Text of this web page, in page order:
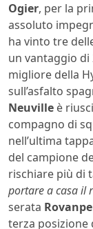
Ogier, per la
assoluto
ha vinto tre
un vantaggio di
migliore della
sull’asfalto
Neuville è
compagno di
nell’ultima
del campione
rischiare più di
portare a casa il
serata
terza posizione